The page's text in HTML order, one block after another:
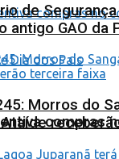
compras
de
antigo GAO da
Morros do